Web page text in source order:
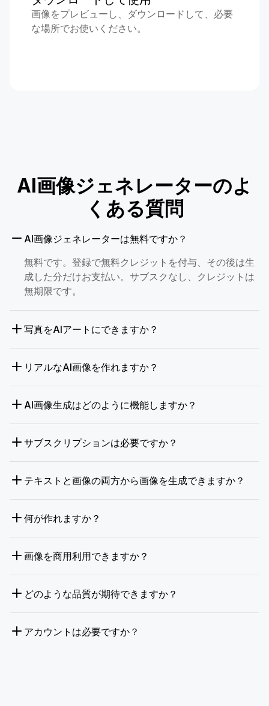
画像をプレビューし、ダウンロードして、必要
な場所でお使いください。
AI画像ジェネレーターのよ
くある質問
AI画像ジェネレーターは無料ですか？
無料です。登録で無料クレジットを付与、その後は生
成した分だけお支払い。サブスクなし、クレジットは
無期限です。
写真をAIアートにできますか？
リアルなAI画像を作れますか？
AI画像生成はどのように機能しますか？
サブスクリプションは必要ですか？
テキストと画像の両方から画像を生成できますか？
何が作れますか？
画像を商用利用できますか？
どのような品質が期待できますか？
アカウントは必要ですか？